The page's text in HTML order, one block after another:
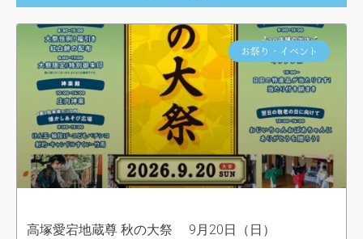
お祭り・イベント
高塚愛宕地蔵尊 秋の大祭 9月20日（日）